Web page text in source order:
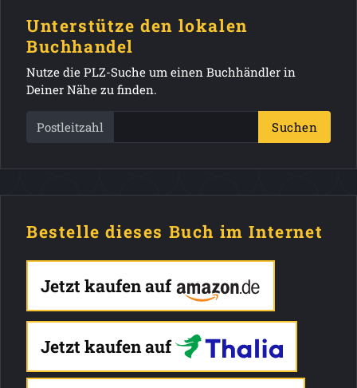
Unterstütze den lokalen
Buchhandel
Nutze die PLZ-Suche um einen Buchhändler in
Deiner Nähe zu finden.
Postleitzahl Suchen
Bestelle dieses Buch im Internet
Jetzt kaufen auf
Jetzt kaufen auf